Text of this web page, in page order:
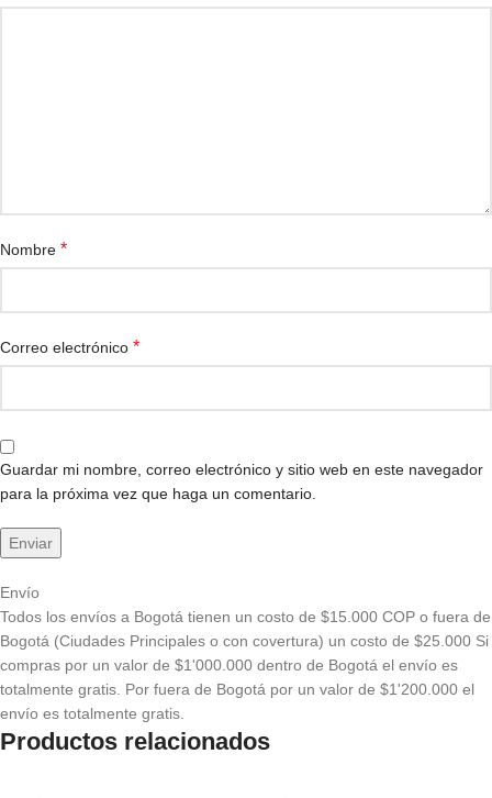
Nombre *
Correo electrónico *
Guardar mi nombre, correo electrónico y sitio web en este navegador
para la próxima vez que haga un comentario.
Envío
Todos los envíos a Bogotá tienen un costo de $15.000 COP o fuera de
Bogotá (Ciudades Principales o con covertura) un costo de $25.000 Si
compras por un valor de $1'000.000 dentro de Bogotá el envío es
totalmente gratis. Por fuera de Bogotá por un valor de $1'200.000 el
envío es totalmente gratis.
Productos relacionados